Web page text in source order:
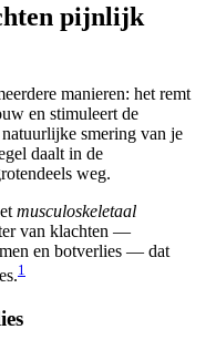
pijnlijk
manieren: het remt
en stimuleert de
smering van je
daalt in de
weg.
musculoskeletaal
van klachten —
en botverlies — dat
1